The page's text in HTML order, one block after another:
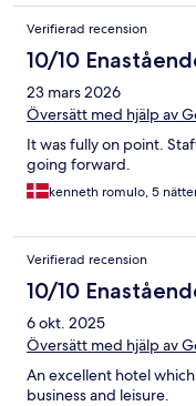
Verifierad recension
10/10
23 mars 2026
Översätt med hjälp av
It was fully on point.
going forward.
kenneth romulo, 5
Verifierad recension
10/10
6 okt. 2025
Översätt med hjälp av
An excellent hotel
business and leisure.